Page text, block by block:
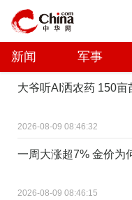
新闻 军事
大爷听AI洒农药 150
2026-08-09 08:46:32
一周大涨超7% 金价为
2026-08-09 08:46:15